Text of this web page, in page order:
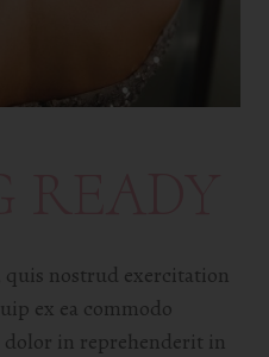
nostrud exercitation
ex ea commodo
in reprehenderit in